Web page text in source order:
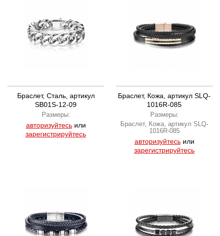
Браслет, Сталь, артикул
SB01S-12-09
Размеры:
авторизуйтесьили
зарегистрируйтесь
Браслет, Кожа, артикул SLQ-
1016R-085
Размеры:
Браслет, Кожа, артикул SLQ-
1016R-085
авторизуйтесьили
зарегистрируйтесь